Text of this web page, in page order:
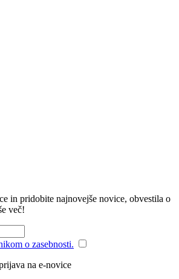
in pridobite najnovejše novice, obvestila o
več!
o zasebnosti.
na e-novice